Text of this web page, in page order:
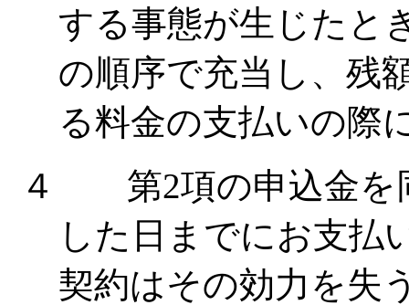
する事態が生じたと
の順序で充当し、残
る料金の支払いの際
４ 第2項の申込金を
した日までにお支払
契約はその効力を失